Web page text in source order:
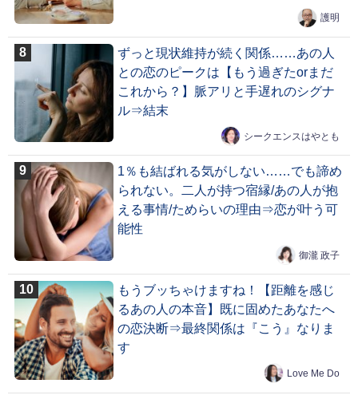
護明
ずっと現状維持が続く関係……あの人
との恋のピークは【もう過ぎたorまだ
これから？】脈アリと手遅れのシグナ
ル⇒結末
シークエンスはやとも
1％も結ばれる気がしない……でも諦め
られない。二人が持つ宿縁/あの人が抱
える事情/ためらいの理由⇒恋が叶う可
能性
御瀧 政子
もうブッちゃけますね！【距離を感じ
るあの人の本音】既に固めたあなたへ
の恋決断⇒最終関係は『こう』なりま
す
Love Me Do